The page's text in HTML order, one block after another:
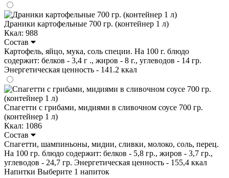
Драники картофельные 700 гр. (контейнер 1 л)
Ккал: 988
Состав
Картофель, яйцо, мука, соль специи. На 100 г. блюдо
содержит: белков - 3,4 г ., жиров - 8 г., углеводов - 14 гр.
Энергетическая ценность - 141.2 ккал
Спагетти с грибами, мидиями в сливочном соусе 700 гр.
(контейнер 1 л)
Ккал: 1086
Состав
Спагетти, шампиньоны, мидии, сливки, молоко, соль, перец.
На 100 гр. блюдо содержит: белков - 5,8 гр., жиров - 3,7 гр.,
углеводов - 24,7 гр. Энергетическая ценность - 155,4 ккал
Напитки Выберите 1 напиток